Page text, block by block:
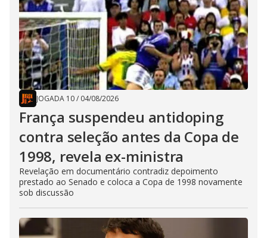
JOGADA 10/ 04/08/2026
França suspendeu antidoping
contra seleção antes da Copa de
1998, revela ex-ministra
Revelação em documentário contradiz depoimento
prestado ao Senado e coloca a Copa de 1998 novamente
sob discussão